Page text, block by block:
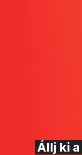
Állj ki